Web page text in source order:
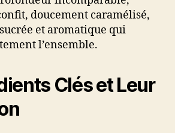
doucement caramélisé,
et aromatique qui
l’ensemble.
Clés et Leur